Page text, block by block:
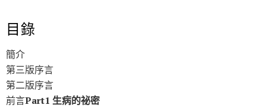
目錄
簡介
第三版序言
第二版序言
前言Part1 生病的祕密